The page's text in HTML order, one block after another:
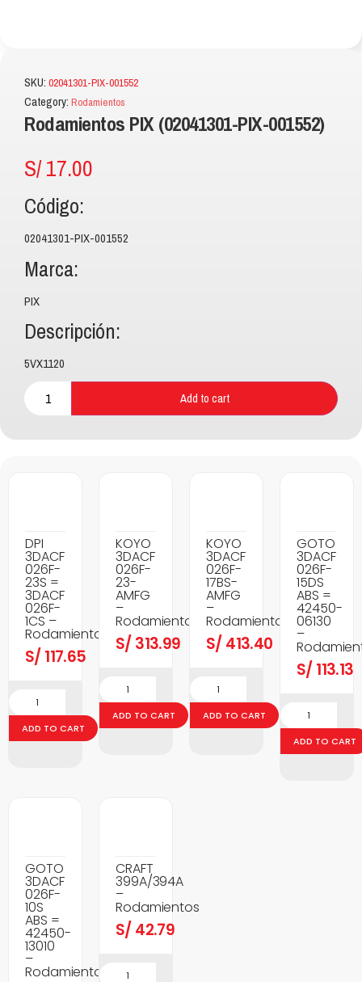
SKU: 02041301-PIX-001552
Category: Rodamientos
Rodamientos PIX (02041301-PIX-001552)
S/17.00
Código:
02041301-PIX-001552
Marca:
PIX
Descripción:
5VX1120
Add to cart
DPI
3DACF
026F-
23S =
3DACF
026F-
1CS –
Rodamientos
S/ 117.65
ADD TO CART
KOYO
3DACF
026F-
23-
AMFG
–
Rodamientos
S/ 313.99
ADD TO CART
KOYO
3DACF
026F-
17BS-
AMFG
–
Rodamientos
S/ 413.40
ADD TO CART
GOTO
3DACF
026F-
15DS
ABS =
42450-
06130
–
S/ 113.13
ADD TO CART
GOTO
3DACF
026F-
10S
ABS =
42450-
13010
–
Rodamientos
CRAFT
399A/394A
–
Rodamientos
S/ 42.79